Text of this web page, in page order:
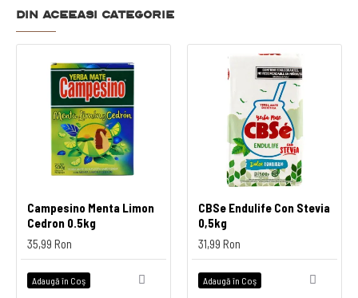
Din aceeasi categorie
Campesino Menta Limon
Cedron 0.5kg
35,99 Ron
Adaugă în Coş
CBSe Endulife Con Stevia
0,5kg
31,99 Ron
Adaugă în Coş